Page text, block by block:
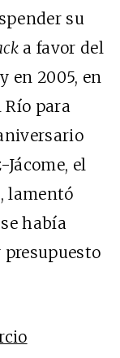
su
a favor del
en 2005, en
Río para
Jácome, el
lamentó
había